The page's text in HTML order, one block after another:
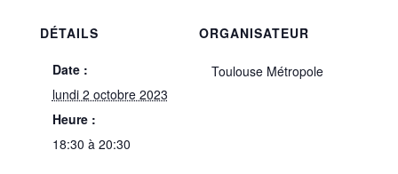
DÉTAILS
Date :
lundi 2 octobre 2023
Heure :
18:30 à 20:30
ORGANISATEUR
Toulouse Métropole